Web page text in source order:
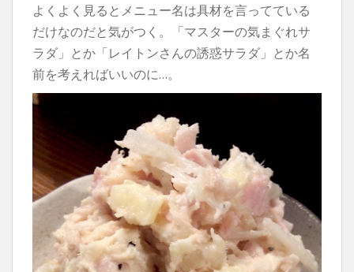
よくよく見るとメニュー名は具材を言ってている
だけなのだと気がつく。「マスターの気まぐれサ
ラダ」とか「レイトンさんの誘惑サラダ」とか名
前を考えればいいのに…。